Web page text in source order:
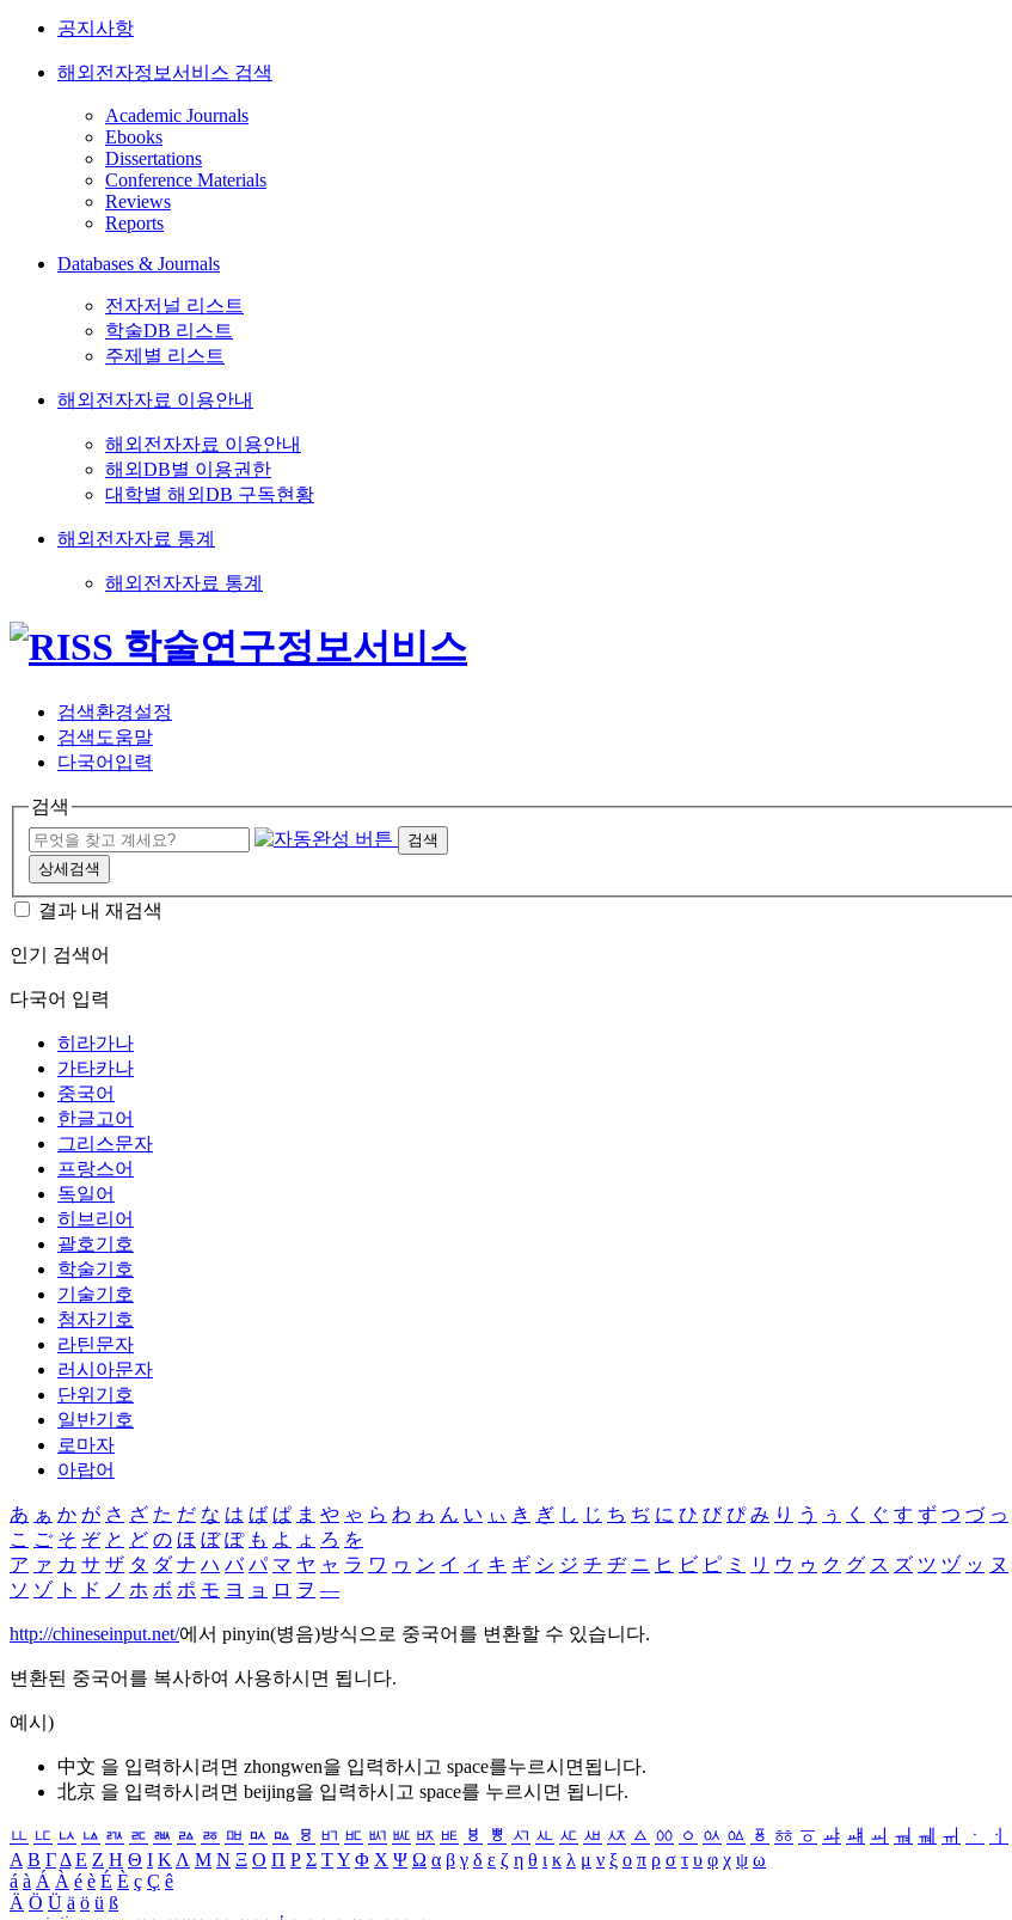
공지사항
해외전자정보서비스 검색
Academic Journals
Ebooks
Dissertations
Conference Materials
Reviews
Reports
Databases & Journals
전자저널 리스트
학술DB 리스트
주제별 리스트
해외전자자료 이용안내
해외전자자료 이용안내
해외DB별 이용권한
대학별 해외DB 구독현황
해외전자자료 통계
해외전자자료 통계
검색환경설정
검색도움말
다국어입력
검색
검색
상세검색
결과 내 재검색
인기 검색어
다국어 입력
히라가나
가타카나
중국어
한글고어
그리스문자
프랑스어
독일어
히브리어
괄호기호
학술기호
기술기호
첨자기호
라틴문자
러시아문자
단위기호
일반기호
로마자
아랍어
あ ぁ か が さ ざ た だ な は ば ぱ ま や ゃ ら わ ゎ ん い ぃ き ぎ し じ ち ぢ に ひ び ぴ み り う ぅ く ぐ す ず つ づ っ
こ ご そ ぞ と ど の ほ ぼ ぽ も よ ょ ろ を
ア ァ カ サ ザ タ ダ ナ ハ バ パ マ ヤ ャ ラ ワ ヮ ン イ ィ キ ギ シ ジ チ ヂ ニ ヒ ビ ピ ミ リ ウ ゥ ク グ ス ズ ツ ヅ ッ ヌ
ソ ゾ ト ド ノ ホ ボ ポ モ ヨ ョ ロ ヲ ―
http://chineseinput.net/에서 pinyin(병음)방식으로 중국어를 변환할 수 있습니다.
변환된 중국어를 복사하여 사용하시면 됩니다.
예시)
中文 을 입력하시려면 zhongwen을 입력하시고 space를누르시면됩니다.
北京 을 입력하시려면 beijing을 입력하시고 space를 누르시면 됩니다.
ㅥ ㅦ ㅧ ㅨ ㅩ ㅪ ㅫ ㅬ ㅭ ㅮ ㅯ ㅰ ㅱ ㅲ ㅳ ㅴ ㅵ ㅶ ㅷ ㅸ ㅹ ㅺ ㅻ ㅼ ㅽ ㅾ ㅿ ㆀ ㆁ ㆂ ㆃ ㆄ ㆅ ㆆ ㆇ ㆈ ㆉ ㆊ ㆋ ㆌ ㆍ
ㆎ
Α Β ΓΔ Ε Ζ Η Θ Ι ΚΛ Μ Ν Ξ Ο Π Ρ Σ ΤΥ Φ Χ Ψ Ω α β γ δ ε ζ η θ ι κ λ μ ν ξ ο π ρ σ τ υ φ χ ψ ω
á à Á À é è É È ç Ç ê
Ä Ö Ü ä ö ü ß